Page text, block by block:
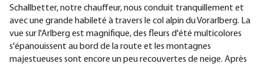
Schallbetter, notre chauffeur, nous conduit tranquillement et
avec une grande habileté à travers le col alpin du Vorarlberg. La
vue sur l'Arlberg est magnifique, des fleurs d'été multicolores
s'épanouissent au bord de la route et les montagnes
majestueuses sont encore un peu recouvertes de neige. Après